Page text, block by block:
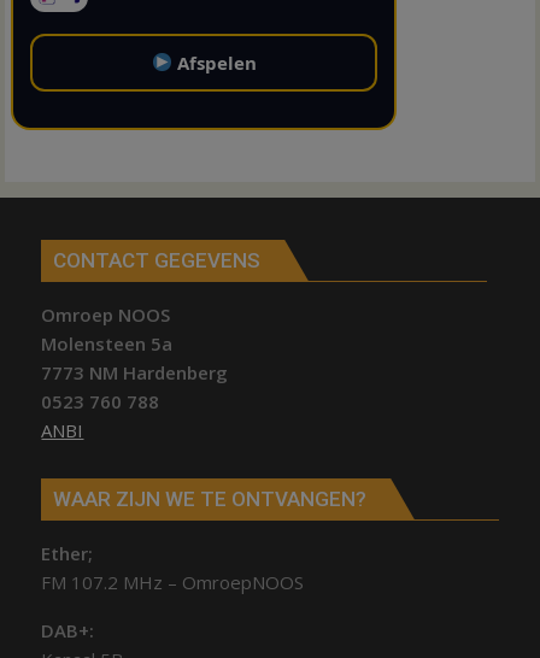
Afspelen
CONTACT GEGEVENS
Omroep NOOS
Molensteen 5a
7773 NM Hardenberg
0523 760 788
ANBI
WAAR ZIJN WE TE ONTVANGEN?
Ether;
FM 107.2 MHz – OmroepNOOS
DAB+: